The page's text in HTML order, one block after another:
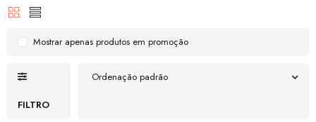
FILTRO
Ordenação padrão
Mostrar apenas produtos em promoção